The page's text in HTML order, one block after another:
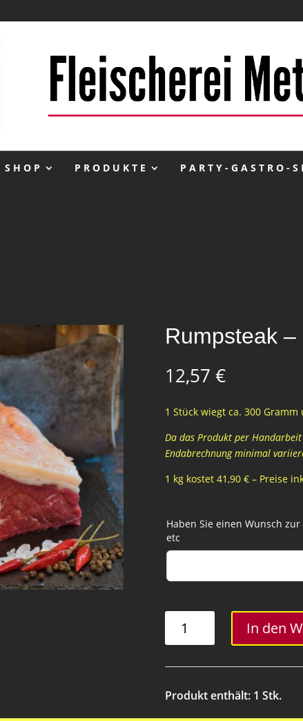
PRODUKTE PARTY-GASTRO-
Rumpsteak
12,57 €
1 Stück wiegt ca. 300 Gramm
Da das Produkt per
Endabrechnung minimal
1 kg kostet 41,90 € – Preise
Haben Sie einen Wunsch
etc
Gramm
In den
Produkt enthält: 1 Stk.